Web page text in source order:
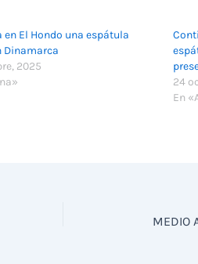
El Hondo una espátula
Dinamarca
2025
24
En